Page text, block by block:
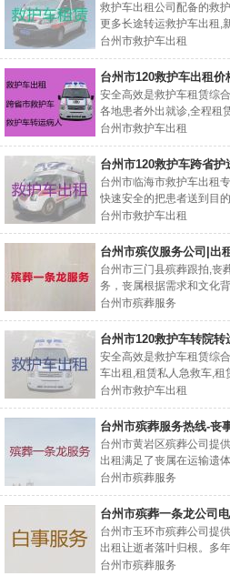
救护车出租公司配备的救
更多长途转运救护车出租,
台州市救护车出租
台州市120救护车出租
安全高效是救护车租赁综
各地患者外出就诊,全程租
台州市救护车出租
台州市120救护车跨省
服务电话
台州市临海市救护车出租
快速安全的把患者送到目
台州市救护车出租
台州市殡仪服务公司|出
台州市三门县殡葬跟拍,丧
务，丧属根据需求和文化
台州市殡葬服务
台州市120救护车转院
安全高效是救护车租赁综
车出租,租赁私人急救车,租
台州市救护车出租
台州市殡葬服务热线-丧
台州市黄岩区殡葬公司提
出租满足了丧属在运输遗
台州市殡葬服务
台州市殡葬一条龙公司
台州市玉环市殡葬公司提
出租让逝者落叶归根。多
台州市殡葬服务